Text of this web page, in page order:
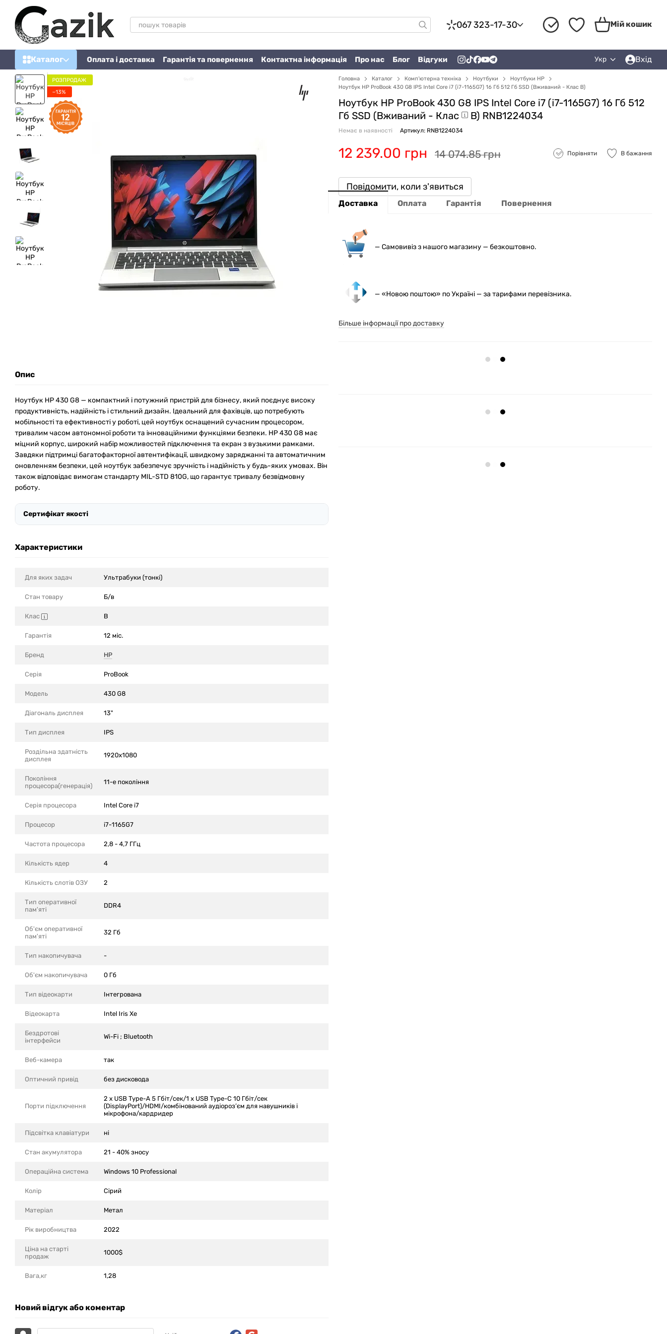
Перейти до основного контенту
067 323-17-30 Мій кошик
Каталог Оплата і доставка Гарантія та повернення Контактна інформація Про нас Блог Відгуки Укр Вхід
РОЗПРОДАЖ
−13%
Опис
Ноутбук HP 430 G8 — компактний і потужний пристрій для бізнесу, який поєднує високу
продуктивність, надійність і стильний дизайн. Ідеальний для фахівців, що потребують
мобільності та ефективності у роботі, цей ноутбук оснащений сучасним процесором,
тривалим часом автономної роботи та інноваційними функціями безпеки. HP 430 G8 має
міцний корпус, широкий набір можливостей підключення та екран з вузькими рамками.
Завдяки підтримці багатофакторної автентифікації, швидкому заряджанні та автоматичним
оновленням безпеки, цей ноутбук забезпечує зручність і надійність у будь-яких умовах. Він
також відповідає вимогам стандарту MIL-STD 810G, що гарантує тривалу безвідмовну
роботу.
Сертифікат якості
Характеристики
Для яких задач Ультрабуки (тонкі)
Стан товару Б/в
Клас B
Гарантія 12 міс.
Бренд HP
Серія ProBook
Модель 430 G8
Діагональ дисплея 13"
Тип дисплея IPS
Роздільна здатність
дисплея
1920x1080
Покоління
процесора(генерація)
11-е покоління
Серія процесора Intel Core i7
Процесор i7-1165G7
Частота процесора 2,8 - 4,7 ГГц
Кількість ядер 4
Кількість слотів ОЗУ 2
Тип оперативної
пам'яті
DDR4
Об'єм оперативної
пам'яті
32 Гб
Тип накопичувача -
Об'єм накопичувача 0 Гб
Тип відеокарти Інтегрована
Відеокарта Intel Iris Xe
Бездротові
інтерфейси
Wi-Fi ; Bluetooth
Веб-камера так
Оптичний привід без дисковода
Порти підключення
2 x USB Type-A 5 Гбіт/сек/1 x USB Type-C 10 Гбіт/сек
(DisplayPort)/HDMI/комбінований аудіороз’єм для навушників і
мікрофона/кардридер
Підсвітка клавіатури ні
Стан акумулятора 21 - 40% зносу
Операційна система Windows 10 Professional
Колір Сірий
Матеріал Метал
Рік виробництва 2022
Ціна на старті
продаж
1000$
Вага,кг 1,28
Новий відгук або коментар
Головна Каталог Комп'ютерна техніка Ноутбуки
Ноутбуки HP
Ноутбук HP ProBook 430 G8 IPS Intel Core i7 (i7-1165G7) 16 Гб 512 Гб SSD (Вживаний - Клас B)
Ноутбук HP ProBook 430 G8 IPS Intel Core i7 (i7-1165G7) 16 Гб 512
Гб SSD (Вживаний - Клас B) RNB1224034
Немає в наявності Артикул: RNB1224034
12 239.00 грн 14 074.85 грн Порівняти В бажання
Повідомити, коли з'явиться
Доставка Оплата Гарантія Повернення
— Самовивіз з нашого магазину — безкоштовно.
— «Новою поштою» по Україні — за тарифами перевізника.
Більше інформації про доставку